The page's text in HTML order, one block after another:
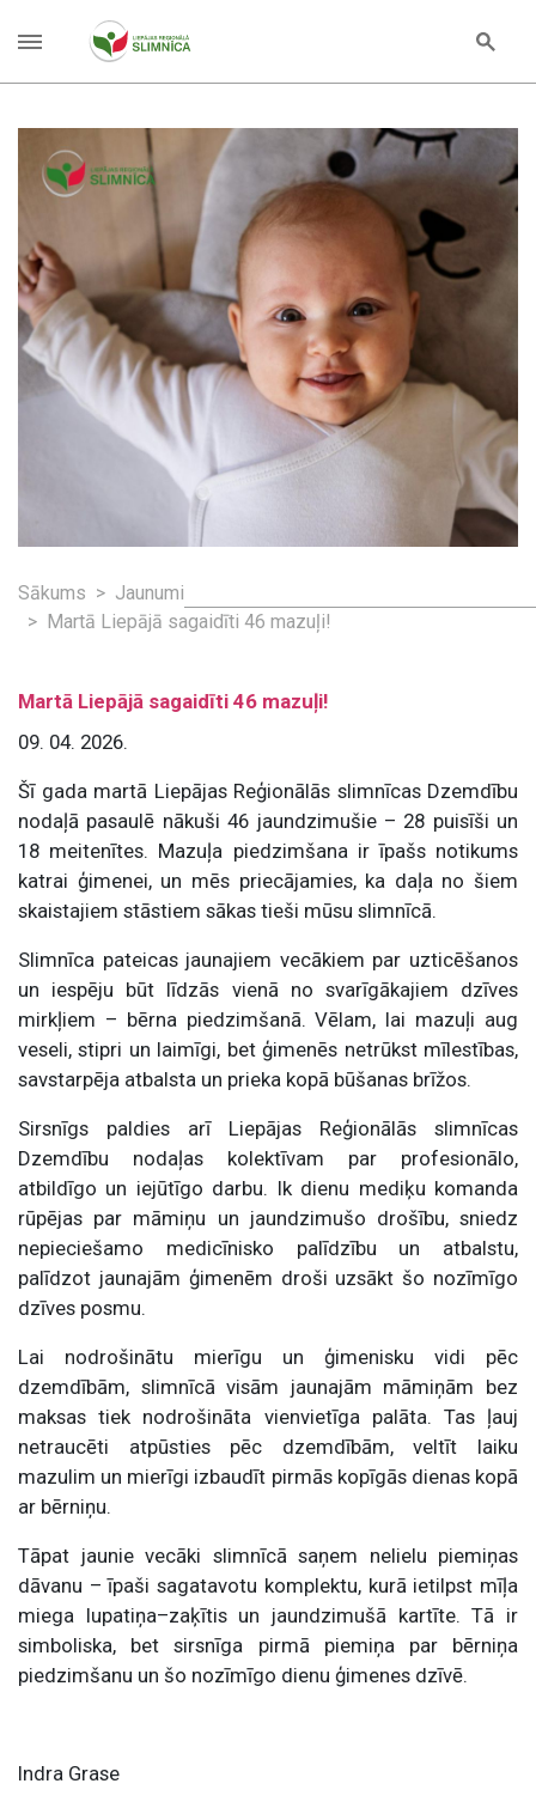
Sākums
Jaunumi
Martā Liepājā sagaidīti 46 mazuļi!
Martā Liepājā sagaidīti 46 mazuļi!
09. 04. 2026.
Šī gada martā Liepājas Reģionālās slimnīcas Dzemdību
nodaļā pasaulē nākuši 46 jaundzimušie – 28 puisīši un
18 meitenītes. Mazuļa piedzimšana ir īpašs notikums
katrai ģimenei, un mēs priecājamies, ka daļa no šiem
skaistajiem stāstiem sākas tieši mūsu slimnīcā.
Slimnīca pateicas jaunajiem vecākiem par uzticēšanos
un iespēju būt līdzās vienā no svarīgākajiem dzīves
mirkļiem – bērna piedzimšanā. Vēlam, lai mazuļi aug
veseli, stipri un laimīgi, bet ģimenēs netrūkst mīlestības,
savstarpēja atbalsta un prieka kopā būšanas brīžos.
Sirsnīgs paldies arī Liepājas Reģionālās slimnīcas
Dzemdību nodaļas kolektīvam par profesionālo,
atbildīgo un iejūtīgo darbu. Ik dienu mediķu komanda
rūpējas par māmiņu un jaundzimušo drošību, sniedz
nepieciešamo medicīnisko palīdzību un atbalstu,
palīdzot jaunajām ģimenēm droši uzsākt šo nozīmīgo
dzīves posmu.
Lai nodrošinātu mierīgu un ģimenisku vidi pēc
dzemdībām, slimnīcā visām jaunajām māmiņām bez
maksas tiek nodrošināta vienvietīga palāta. Tas ļauj
netraucēti atpūsties pēc dzemdībām, veltīt laiku
mazulim un mierīgi izbaudīt pirmās kopīgās dienas kopā
ar bērniņu.
Tāpat jaunie vecāki slimnīcā saņem nelielu piemiņas
dāvanu – īpaši sagatavotu komplektu, kurā ietilpst mīļa
miega lupatiņa–zaķītis un jaundzimušā kartīte. Tā ir
simboliska, bet sirsnīga pirmā piemiņa par bērniņa
piedzimšanu un šo nozīmīgo dienu ģimenes dzīvē.
Indra Grase